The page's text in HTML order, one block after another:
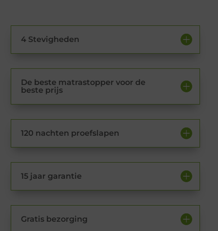
4 Stevigheden
De beste matrastopper voor de
beste prijs
120 nachten proefslapen
15 jaar garantie
Gratis bezorging